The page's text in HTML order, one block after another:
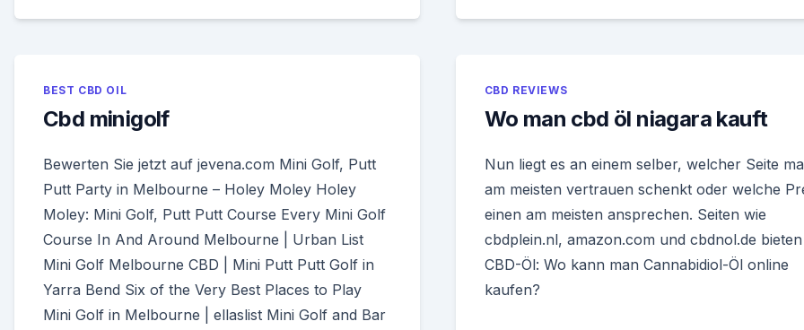
BEST CBD OIL
Cbd minigolf
Bewerten Sie jetzt auf jevena.com Mini Golf, Putt
Putt Party in Melbourne – Holey Moley Holey
Moley: Mini Golf, Putt Putt Course Every Mini Golf
Course In And Around Melbourne | Urban List
Mini Golf Melbourne CBD | Mini Putt Putt Golf in
Yarra Bend Six of the Very Best Places to Play
Mini Golf in Melbourne | ellaslist Mini Golf and Bar
CBD REVIEWS
Wo man cbd öl niagara kauft
Nun liegt es an einem selber, welcher Seite
am meisten vertrauen schenkt oder welche
einen am meisten ansprechen. Seiten wie
cbdplein.nl, amazon.com und cbdnol.de bieten
CBD-Öl: Wo kann man Cannabidiol-Öl online
kaufen?